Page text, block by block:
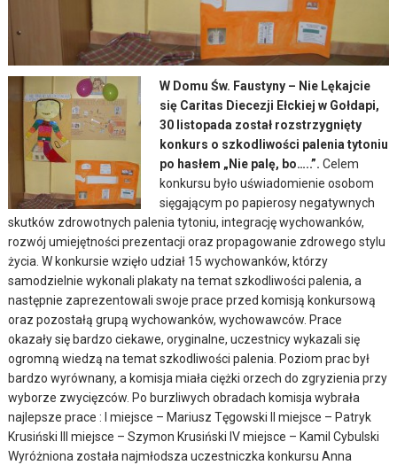
W Domu Św. Faustyny – Nie Lękajcie
się Caritas Diecezji Ełckiej w Gołdapi,
30 listopada został rozstrzygnięty
konkurs o szkodliwości palenia tytoniu
po hasłem „Nie palę, bo…..”. Celem
konkursu było uświadomienie osobom
sięgającym po papierosy negatywnych
skutków zdrowotnych palenia tytoniu, integrację wychowanków,
rozwój umiejętności prezentacji oraz propagowanie zdrowego stylu
życia.W konkursie wzięło udział 15 wychowanków, którzy
samodzielnie wykonali plakaty na temat szkodliwości palenia, a
następnie zaprezentowali swoje prace przed komisją konkursową
oraz pozostałą grupą wychowanków, wychowawców. Prace
okazały się bardzo ciekawe, oryginalne, uczestnicy wykazali się
ogromną wiedzą na temat szkodliwości palenia. Poziom prac był
bardzo wyrównany, a komisja miała ciężki orzech do zgryzienia przy
wyborze zwycięzców. Po burzliwych obradach komisja wybrała
najlepsze prace : I miejsce – Mariusz Tęgowski II miejsce – Patryk
Krusiński III miejsce – Szymon Krusiński IV miejsce – Kamil Cybulski
Wyróżniona została najmłodsza uczestniczka konkursu Anna